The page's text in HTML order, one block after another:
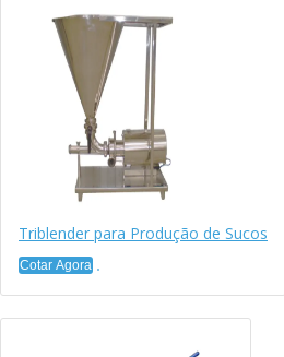
Triblender para Produção de Sucos
Cotar Agora